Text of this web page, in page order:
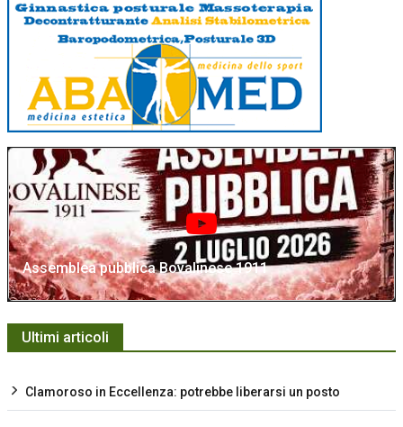
Assemblea pubblica Bovalinese 1911
Ultimi articoli
Clamoroso in Eccellenza: potrebbe liberarsi un posto